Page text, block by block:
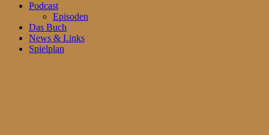
Podcast
Episoden
Das Buch
News & Links
Spielplan